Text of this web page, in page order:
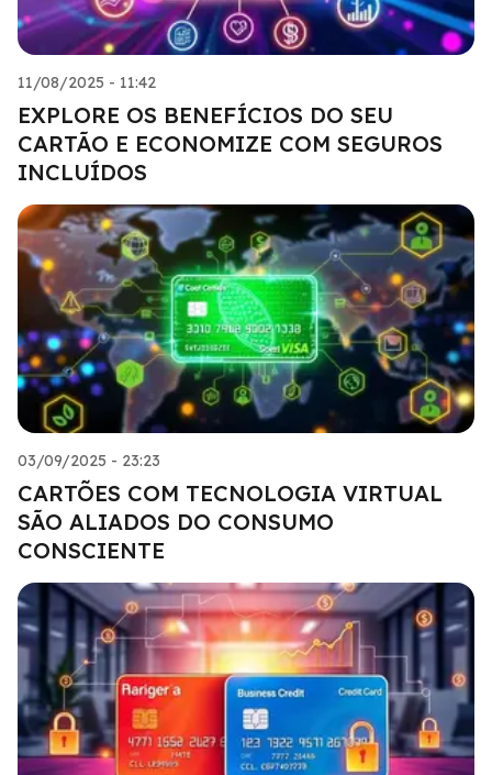
11/08/2025 - 11:42
EXPLORE OS BENEFÍCIOS DO SEU
CARTÃO E ECONOMIZE COM SEGUROS
INCLUÍDOS
03/09/2025 - 23:23
CARTÕES COM TECNOLOGIA VIRTUAL
SÃO ALIADOS DO CONSUMO
CONSCIENTE